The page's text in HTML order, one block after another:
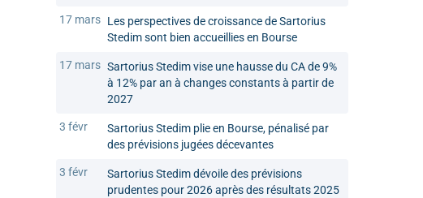
17 mars Les perspectives de croissance de Sartorius
Stedim sont bien accueillies en Bourse
17 mars Sartorius Stedim vise une hausse du CA de 9%
à 12% par an à changes constants à partir de
2027
3 févr
Sartorius Stedim plie en Bourse, pénalisé par
des prévisions jugées décevantes
3 févr
Sartorius Stedim dévoile des prévisions
prudentes pour 2026 après des résultats 2025